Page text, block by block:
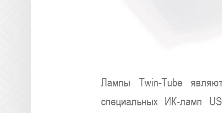
Лампы Twin-Tube
специальных ИК-ламп